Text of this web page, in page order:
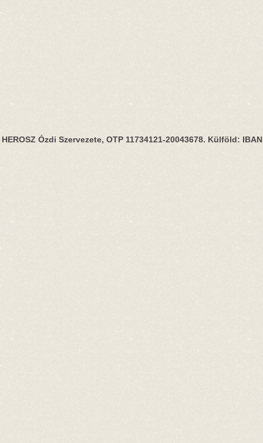
HEROSZ Ózdi Szervezete, OTP 11734121-20043678. Külföld: